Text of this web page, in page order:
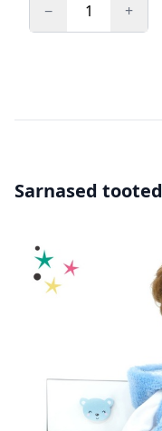
− +
Sarnased tooted